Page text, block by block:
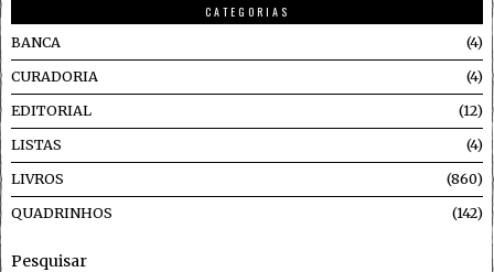
CATEGORIAS
BANCA
4
CURADORIA 4
EDITORIAL 12
LISTAS 4
LIVROS 860
QUADRINHOS 142
Pesquisar